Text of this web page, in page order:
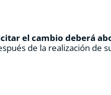
el cambio deberá
de la realización de